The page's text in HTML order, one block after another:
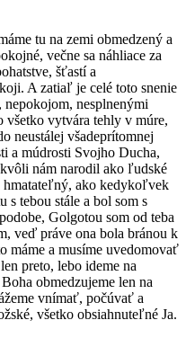
tu na zemi obmedzený a
večne sa náhliace za
šťastí a
A zatiaľ je celé toto snenie
nepokojom, nesplnenými
všetko vytvára tehly v múre,
neustálej všadeprítomnej
a múdrosti Svojho Ducha,
nám narodil ako ľudské
ako kedykoľvek
s tebou stále a bol som s
Golgotou som od teba
veď práve ona bola bránou k
máme a musíme uvedomovať
preto, lebo ideme na
obmedzujeme len na
vnímať, počúvať a
všetko obsiahnuteľné Ja.